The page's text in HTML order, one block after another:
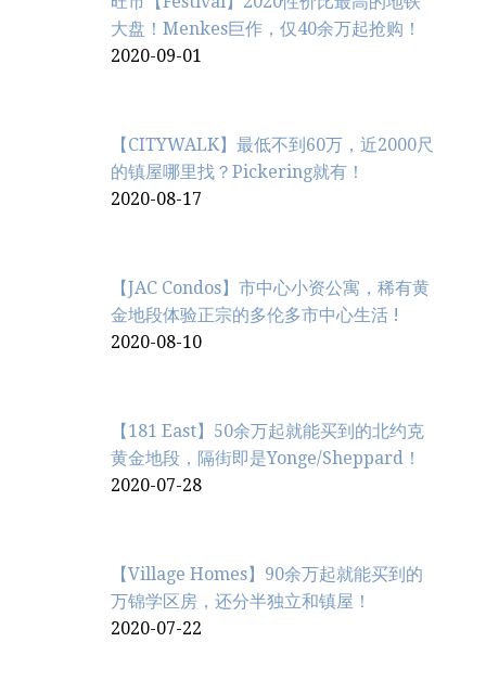
大盘！Menkes巨作，仅40余万起抢购！
2020-09-01
【CITYWALK】最低不到60万，近2000尺
的镇屋哪里找？Pickering就有！
2020-08-17
【JAC Condos】市中心小资公寓，稀有黄
金地段体验正宗的多伦多市中心生活 !
2020-08-10
【181 East】50余万起就能买到的北约克
黄金地段，隔街即是Yonge/Sheppard！
2020-07-28
【Village Homes】90余万起就能买到的
万锦学区房，还分半独立和镇屋！
2020-07-22